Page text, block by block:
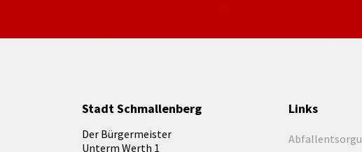
Stadt Schmallenberg
Der Bürgermeister
Unterm Werth 1
Links